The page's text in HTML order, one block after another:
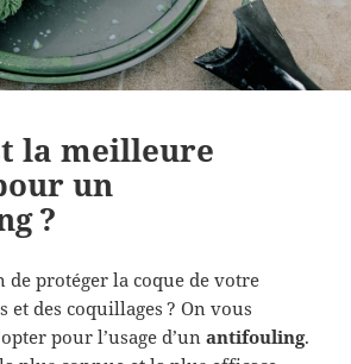
la meilleure
un
?
de protéger la coque de votre
et des coquillages ? On vous
pour l’usage d’unantifouling.